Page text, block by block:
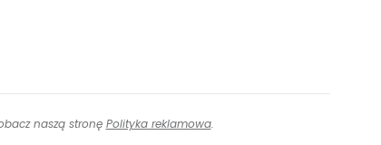
naszą stronę Polityka reklamowa.